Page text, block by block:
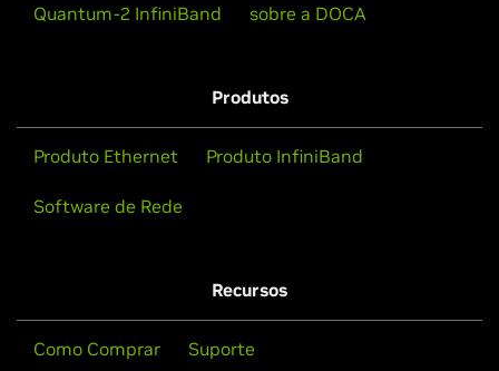
Quantum-2 InfiniBand sobre a DOCA
Produtos
Produto Ethernet Produto InfiniBand
Software de Rede
Recursos
Como Comprar Suporte